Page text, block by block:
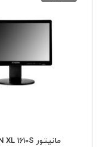
مانیتور X.VISION XL 1610S